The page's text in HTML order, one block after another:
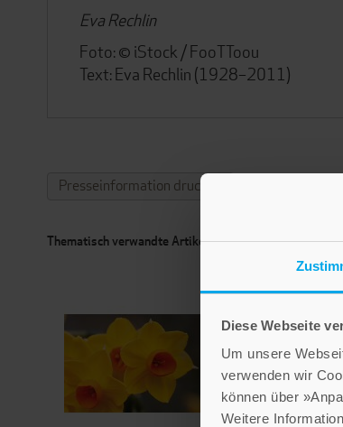
Diese Webseite
Um unsere
verwenden wir
können über
Weitere
Eva Rechlin
Foto: © iStock / FooTToou
Text: Eva Rechlin (1928–2011)
Presseinformation drucken
Thematisch verwandte Artikel